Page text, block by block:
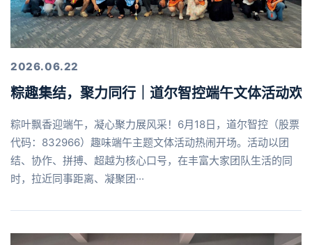
2026.06.22
粽趣集结，聚力同行｜道尔智控端午文体活动欢
粽叶飘香迎端午，凝心聚力展风采！6月18日，道尔智控（股票
代码：832966）趣味端午主题文体活动热闹开场。活动以团
结、协作、拼搏、超越为核心口号，在丰富大家团队生活的同
时，拉近同事距离、凝聚团···